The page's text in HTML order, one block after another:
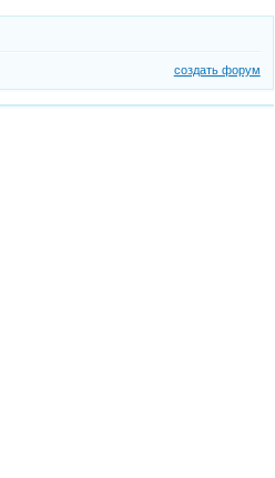
создать форум